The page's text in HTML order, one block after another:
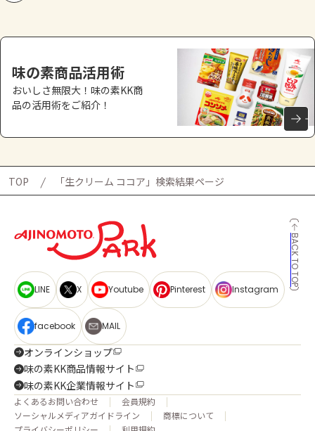
味の素商品活用術
おいしさ無限大！味の素KK商
品の活用術をご紹介！
TOP 「生クリーム ココア」検索結果ページ
BACK TO TOP
LINE X Youtube Pinterest Instagram
facebook MAIL
オンラインショップ
味の素KK商品情報サイト
味の素KK企業情報サイト
よくあるお問い合わせ
会員規約
ソーシャルメディアガイドライン
商標について